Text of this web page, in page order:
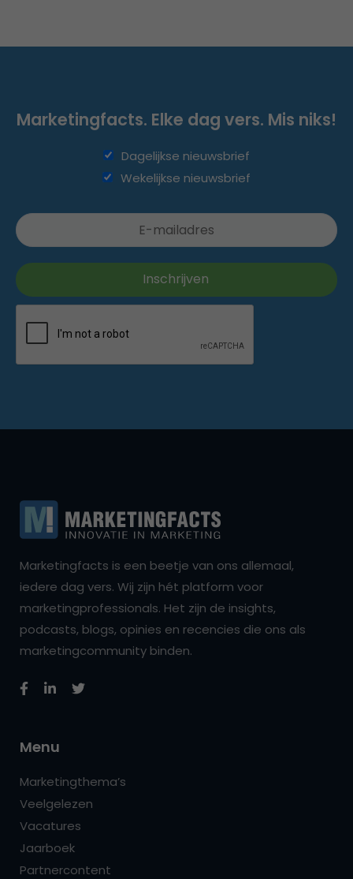
Marketingfacts. Elke dag vers. Mis niks!
Dagelijkse nieuwsbrief
Wekelijkse nieuwsbrief
Marketingfacts is een beetje van ons allemaal,
iedere dag vers. Wij zijn hét platform voor
marketingprofessionals. Het zijn de insights,
podcasts, blogs, opinies en recencies die ons als
marketingcommunity binden.
Menu
Marketingthema’s
Veelgelezen
Vacatures
Jaarboek
Partnercontent